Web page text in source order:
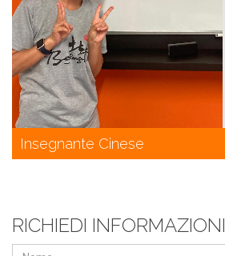
Insegnante Cinese
RICHIEDI INFORMAZIONI